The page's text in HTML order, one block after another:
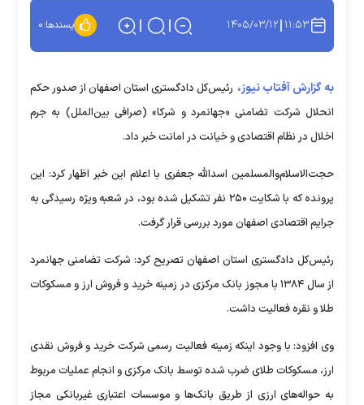
۱۱:۵۳ ۱۴۰۵/۰۳/۱۲ پسندها:۰
به گزارش آفتاب نیوز، رئیس‌کل دادگستری استان اصفهان از صدور حکم
انحلال شرکت تضامنی «جهانمرد و شرکا» (صرافی بین‌الملل) به جرم
اخلال در نظام اقتصادی و خیانت در امانت خبر داد.
حجت‌الاسلام‌والمسلمین اسدالله جعفری با اعلام این خبر اظهار کرد: این
پرونده که با شکایت ۲۵۰ نفر تشکیل شده بود، در شعبه ویژه رسیدگی به
جرایم اقتصادی اصفهان مورد بررسی قرار گرفت.
رئیس‌کل دادگستری استان اصفهان تصریح کرد: شرکت تضامنی جهانمرد
از سال ۱۳۸۴ با مجوز بانک مرکزی در زمینه خرید و فروش ارز و مسکوکات
طلا و نقره فعالیت داشت.
وی افزود: با وجود اینکه زمینه فعالیت رسمی شرکت خرید و فروش نقدی
ارز، مسکوکات طلای ضرب شده توسط بانک مرکزی و انجام عملیات مربوط
به حواله‌های ارزی از طریق بانک‌ها و موسسات اعتباری غیربانکی مجاز